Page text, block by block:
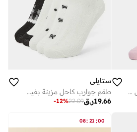
مجموعة من 5 جوارب كاحل قطن
ستايلي
طقم جوارب كاحل مزينة بفيونكة - 5 قطع
ر.ق19.66
22.09
-12%
08: 21 :00